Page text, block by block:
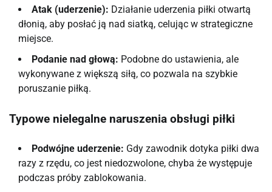
Atak (uderzenie): Działanie uderzenia piłki otwartą
dłonią, aby posłać ją nad siatką, celując w strategiczne
miejsce.
Podanie nad głową: Podobne do ustawienia, ale
wykonywane z większą siłą, co pozwala na szybkie
poruszanie piłką.
Typowe nielegalne naruszenia obsługi piłki
Podwójne uderzenie: Gdy zawodnik dotyka piłki dwa
razy z rzędu, co jest niedozwolone, chyba że występuje
podczas próby zablokowania.